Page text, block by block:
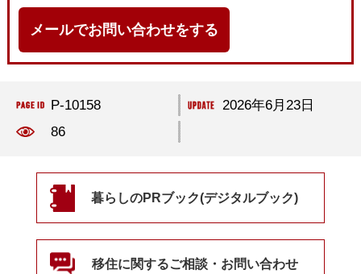
メールでお問い合わせをする
P-10158
2026年6月23日
86
暮らしのPRブック(デジタルブック)
移住に関するご相談・お問い合わせ